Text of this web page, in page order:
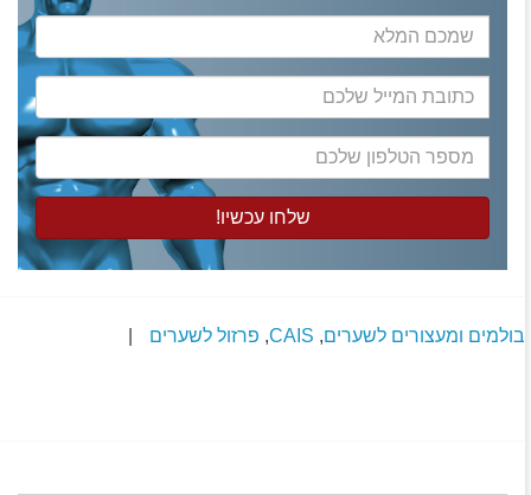
שמכם
המלא
כתובת
המייל
שלכם
מספר
הטלפון
שלכם
בולמים ומעצורים לשערים,
CAIS
, פרזול לשערים